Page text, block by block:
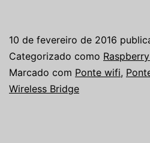
10 de fevereiro de 2016
Categorizado como
Marcado com Ponte wifi,
Wireless Bridge